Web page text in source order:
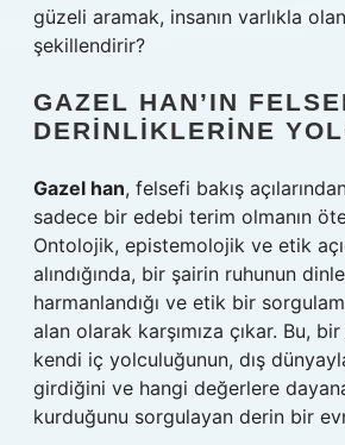
güzeli aramak, insanın varlıkla
şekillendirir?
GAZEL HAN’IN
DERINLIKLERINE
Gazel han, felsefi bakış
sadece bir edebi terim olmanın
Ontolojik, epistemolojik ve etik
alındığında, bir şairin ruhunun
harmanlandığı ve etik bir
alan olarak karşımıza çıkar. Bu, bir
kendi iç yolculuğunun, dış
girdiğini ve hangi değerlere
kurduğunu sorgulayan derin bir